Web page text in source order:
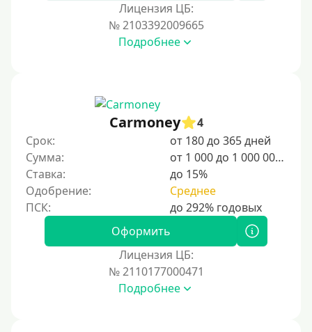
Лицензия ЦБ:
№ 2103392009665
Подробнее
Carmoney
4
Срок:
от 180 до 365 дней
Сумма:
от 1 000 до 1 000 000 ₽
Ставка:
до 15%
Одобрение:
Среднее
Оформить
Лицензия ЦБ:
№ 2110177000471
Подробнее